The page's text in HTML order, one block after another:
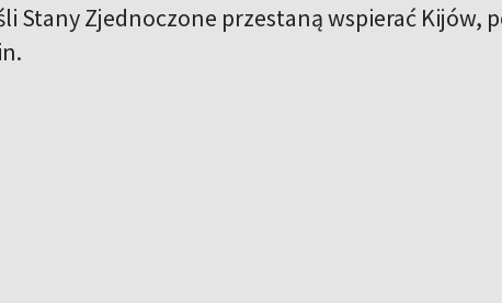
Stany Zjednoczone przestaną wspierać Kijów,